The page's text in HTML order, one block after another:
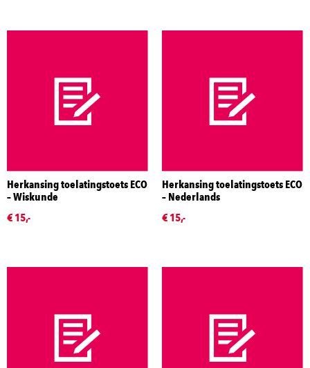
Herkansing toelatingstoets ECO
– Wiskunde
€ 15,-
Herkansing toelatingstoets ECO
– Nederlands
€ 15,-